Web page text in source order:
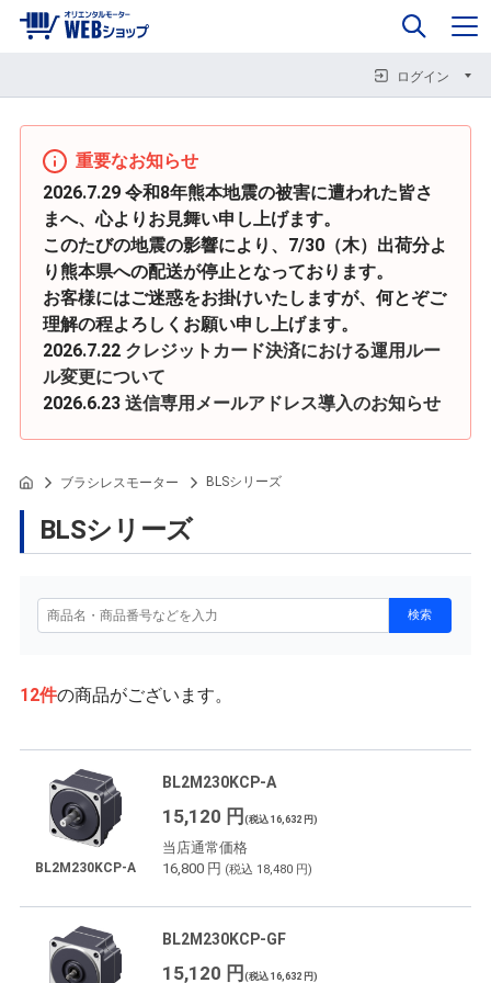
企業情報
ログイン
カート 0
重要なお知らせ
2026.7.29 令和8年熊本地震の被害に遭われた皆さ
まへ、心よりお見舞い申し上げます。
このたびの地震の影響により、7/30（木）出荷分よ
り熊本県への配送が停止となっております。
お客様にはご迷惑をお掛けいたしますが、何とぞご
理解の程よろしくお願い申し上げます。
2026.7.22 クレジットカード決済における運用ルー
ル変更について
2026.6.23 送信専用メールアドレス導入のお知らせ
ブラシレスモーター BLSシリーズ
BLSシリーズ
12件の商品がございます。
BL2M230KCP-A
BL2M230KCP-A
15,120 円 (税込 16,632 円)
当店通常価格
16,800 円 (税込 18,480 円)
BL2M230KCP-GF
15,120 円 (税込 16,632 円)